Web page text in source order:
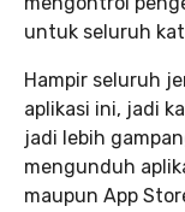
untuk seluruh
Hampir seluruh
aplikasi ini, jadi
jadi lebih
mengunduh
maupun App